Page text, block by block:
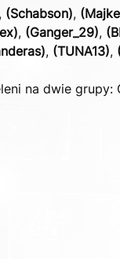
, (Schabson),
, (Ganger_29),
, (TUNA13),
na dwie